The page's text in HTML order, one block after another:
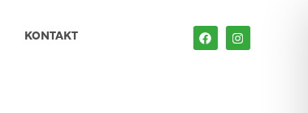
KONTAKT